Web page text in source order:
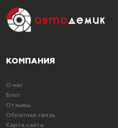
КОМПАНИЯ
О нас
Блог
Отзывы
Обратная связь
Карта сайта